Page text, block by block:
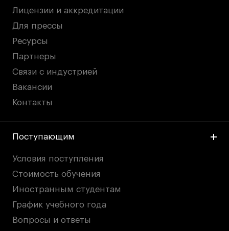
Лицензии и аккредитации
Для прессы
Ресурсы
Партнеры
Связи с индустрией
Вакансии
Контакты
Поступающим
Условия поступления
Стоимость обучения
Иностранным студентам
График учебного года
Вопросы и ответы